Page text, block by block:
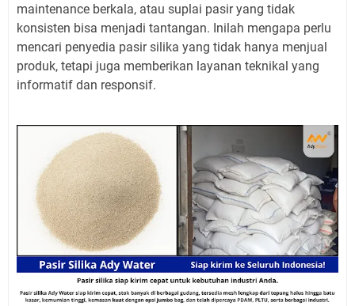
maintenance berkala, atau suplai pasir yang tidak
konsisten bisa menjadi tantangan. Inilah mengapa perlu
mencari penyedia pasir silika yang tidak hanya menjual
produk, tetapi juga memberikan layanan teknikal yang
informatif dan responsif.